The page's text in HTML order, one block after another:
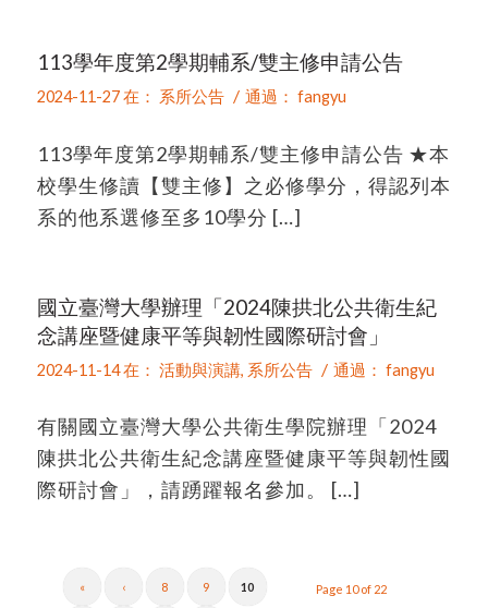
113學年度第2學期輔系/雙主修申請公告
2024-11-27 在： 系所公告 / 通過： fangyu
113學年度第2學期輔系/雙主修申請公告 ★本
校學生修讀【雙主修】之必修學分，得認列本
系的他系選修至多10學分 […]
國立臺灣大學辦理「2024陳拱北公共衛生紀
念講座暨健康平等與韌性國際研討會」
2024-11-14 在： 活動與演講, 系所公告 / 通過： fangyu
有關國立臺灣大學公共衛生學院辦理「2024
陳拱北公共衛生紀念講座暨健康平等與韌性國
際研討會」，請踴躍報名參加。 […]
Page 10 of 22
« ‹ 8 9 10